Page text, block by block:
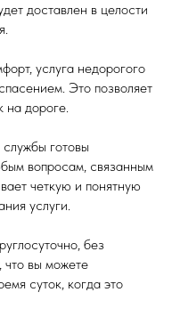
доставлен в целости
услуга недорогого
Это позволяет
на дороге.
готовы
вопросам, связанным
четкую и понятную
услуги.
без
что вы можете
суток, когда это